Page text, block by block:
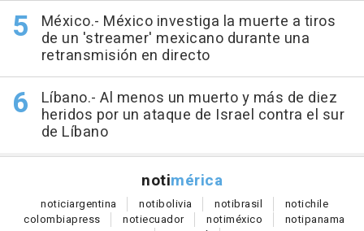
México.- México investiga la muerte a tiros
de un 'streamer' mexicano durante una
retransmisión en directo
Líbano.- Al menos un muerto y más de diez
heridos por un ataque de Israel contra el sur
de Líbano
notimérica
noticiargentina notibolivia notibrasil notichile
colombiapress notiecuador notiméxico notipanama